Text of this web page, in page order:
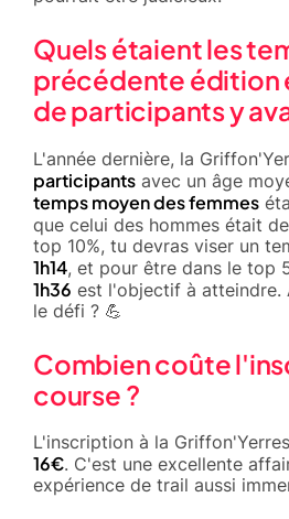
Quels étaient les
précédente édition
de participants y
L'année dernière, la
participants avec un âge
temps moyen des femmes
que celui des hommes était de
top 10%, tu devras viser un
1h14, et pour être dans le top
1h36 est l'objectif à atteindre.
le défi ? 💪
Combien coûte
course ?
L'inscription à la
16€. C'est une excellente
expérience de trail aussi